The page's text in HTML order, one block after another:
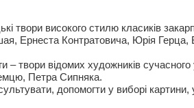
твори високого стилю класиків
Ернеста Контратовича, Юрія
– твори відомих художників
Петра Сипняка.
допомогти у виборі картини,